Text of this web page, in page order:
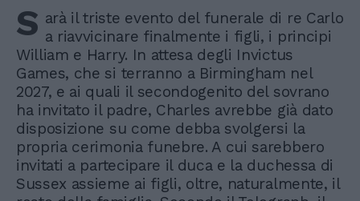
S arà il triste evento del funerale di re Carlo
a riavvicinare finalmente i figli, i principi
William e Harry. In attesa degli Invictus
Games, che si terranno a Birmingham nel
2027, e ai quali il secondogenito del sovrano
ha invitato il padre, Charles avrebbe già dato
disposizione su come debba svolgersi la
propria cerimonia funebre. A cui sarebbero
invitati a partecipare il duca e la duchessa di
Sussex assieme ai figli, oltre, naturalmente, il